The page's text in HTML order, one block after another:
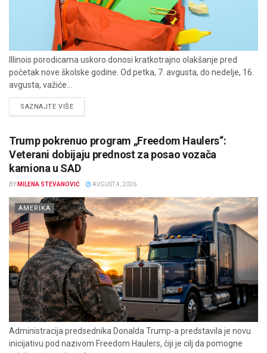
Illinois porodicama uskoro donosi kratkotrajno olakšanje pred
početak nove školske godine. Od petka, 7. avgusta, do nedelje, 16.
avgusta, važiće...
SAZNAJTE VIŠEDETAILS
Trump pokrenuo program „Freedom Haulers“:
Veterani dobijaju prednost za posao vozača
kamiona u SAD
BY MILENA STEVANOVIĆ AVGUST 4, 2026
AMERIKA
Administracija predsednika Donalda Trump-a predstavila je novu
inicijativu pod nazivom Freedom Haulers, čiji je cilj da pomogne